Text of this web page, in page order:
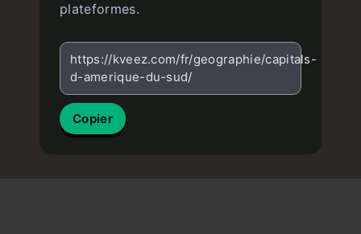
plateformes.
https://kveez.com/fr/geographie/capitals-
d-amerique-du-sud/
Copier